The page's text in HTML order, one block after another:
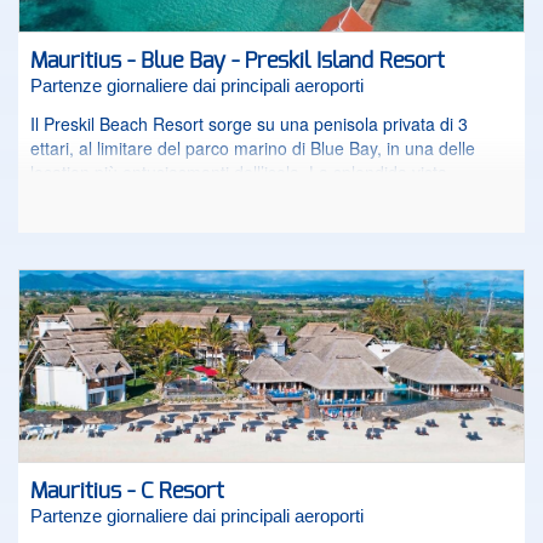
Mauritius - Blue Bay - Preskil Island Resort
Partenze giornaliere dai principali aeroporti
Il Preskil Beach Resort sorge su una penisola privata di 3
ettari, al limitare del parco marino di Blue Bay, in una delle
location più entusiasmanti dell’isola. La splendida vista
Mauritius - C Resort
Partenze giornaliere dai principali aeroporti